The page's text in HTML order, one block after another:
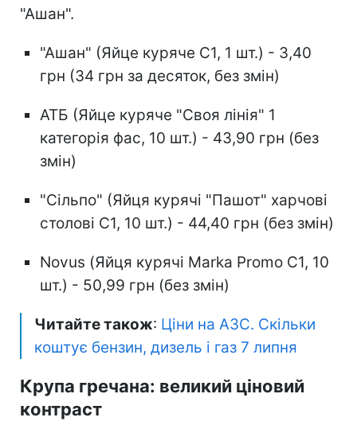
"Ашан".
"Ашан" (Яйце куряче С1, 1 шт.) - 3,40
грн (34 грн за десяток, без змін)
АТБ (Яйце куряче "Своя лінія" 1
категорія фас, 10 шт.) - 43,90 грн (без
змін)
"Сільпо" (Яйця курячі "Пашот" харчові
столові С1, 10 шт.) - 44,40 грн (без змін)
Novus (Яйця курячі Marka Promo С1, 10
шт.) - 50,99 грн (без змін)
Читайте також: Ціни на АЗС. Скільки
коштує бензин, дизель і газ 7 липня
Крупа гречана: великий ціновий
контраст